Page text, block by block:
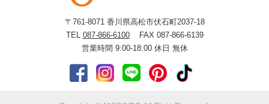
〒761-8071 香川県高松市伏石町2037-18
TEL 087-866-6100
FAX 087-866-6139
営業時間 9:00-18:00 休日 無休